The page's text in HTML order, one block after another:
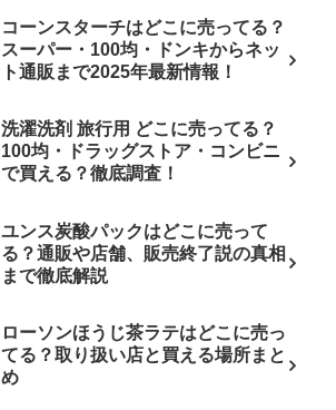
コーンスターチはどこに売ってる？
スーパー・100均・ドンキからネッ
ト通販まで2025年最新情報！
洗濯洗剤 旅行用 どこに売ってる？
100均・ドラッグストア・コンビニ
で買える？徹底調査！
ユンス炭酸パックはどこに売って
る？通販や店舗、販売終了説の真相
まで徹底解説
ローソンほうじ茶ラテはどこに売っ
てる？取り扱い店と買える場所まと
め